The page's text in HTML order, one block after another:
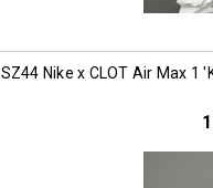
SZ44 Nike x CLOT Air Max 1